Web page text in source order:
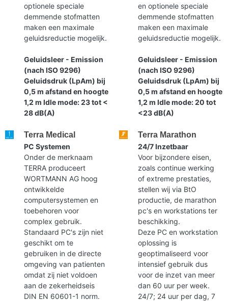
optionele speciale
demmende stofmatten
maken een maximale
geluidsreductie mogelijk.
Geluidsleer - Emission
(nach ISO 9296)
Geluidsdruk (LpAm) bij
0,5 m afstand en hoogte
1,2 m Idle mode: 23 tot <
28 dB(A)
en optionele speciale
demmende stofmatten
maken een maximale
geluidsreductie mogelijk.
Geluidsleer - Emission
(nach ISO 9296)
Geluidsdruk (LpAm) bij
0,5 m afstand en hoogte
1,2 m Idle mode: 20 tot
<23 dB(A)
Terra Medical
PC Systemen
Onder de merknaam
TERRA produceert
WORTMANN AG hoog
ontwikkelde
computersystemen en
toebehoren voor
complex gebruik.
Standaard PC's zijn niet
geschikt om te
gebruiken in de directe
omgeving van patienten
omdat zij niet voldoen
aan de zekerheidseis
DIN EN 60601-1 norm.
Terra Marathon
24/7 Inzetbaar
Voor bijzondere eisen,
zoals continue werking
of extreme prestaties,
stellen wij via BtO
productie, de marathon
pc's en workstations ter
beschikking.
Deze PC en workstation
oplossing is
geoptimaliseerd voor
intensief gebruik dus
voor de inzet van meer
dan 60 uur per week.
24/7; 24 uur per dag, 7